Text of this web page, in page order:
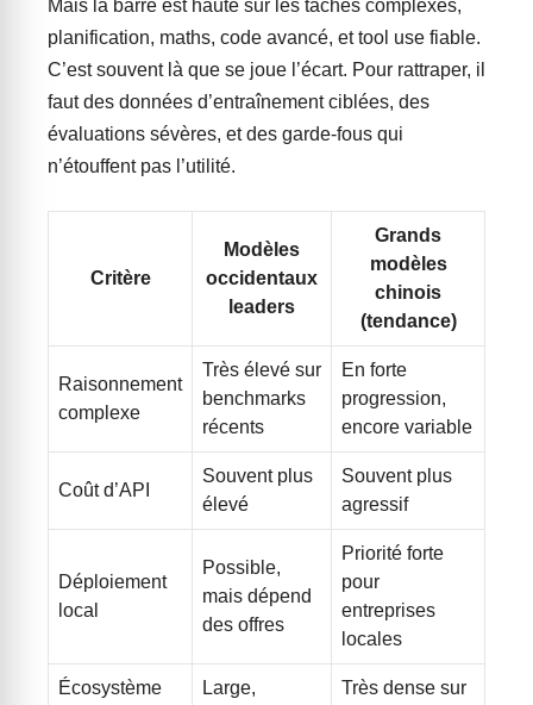
Mais la barre est haute sur les tâches complexes,
planification, maths, code avancé, et tool use fiable.
C’est souvent là que se joue l’écart. Pour rattraper, il
faut des données d’entraînement ciblées, des
évaluations sévères, et des garde-fous qui
n’étouffent pas l’utilité.
Critère
Modèles
occidentaux
leaders
Grands
modèles
chinois
(tendance)
Raisonnement
complexe
Très élevé sur
benchmarks
récents
En forte
progression,
encore variable
Coût d’API
Souvent plus
élevé
Souvent plus
agressif
Déploiement
local
Possible,
mais dépend
des offres
Priorité forte
pour
entreprises
locales
Écosystème
Large,
Très dense sur